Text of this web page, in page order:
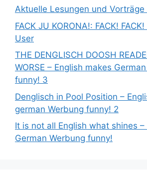
Aktuelle Lesungen und Vorträge
FACK JU KORONA!: FACK!
User
THE DENGLISCH DOOSH
WORSE – English makes
funny! 3
Denglisch in Pool Position –
german Werbung funny! 2
It is not all English what shines –
German Werbung funny!